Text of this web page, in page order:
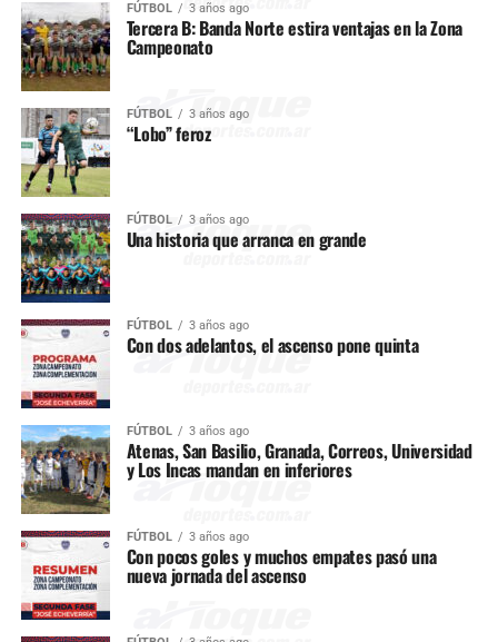
FÚTBOL 3 años ago
Tercera B: Banda Norte estira ventajas en la Zona
Campeonato
FÚTBOL 3 años ago
“Lobo” feroz
FÚTBOL 3 años ago
Una historia que arranca en grande
FÚTBOL 3 años ago
Con dos adelantos, el ascenso pone quinta
FÚTBOL 3 años ago
Atenas, San Basilio, Granada, Correos, Universidad
y Los Incas mandan en inferiores
FÚTBOL 3 años ago
Con pocos goles y muchos empates pasó una
nueva jornada del ascenso